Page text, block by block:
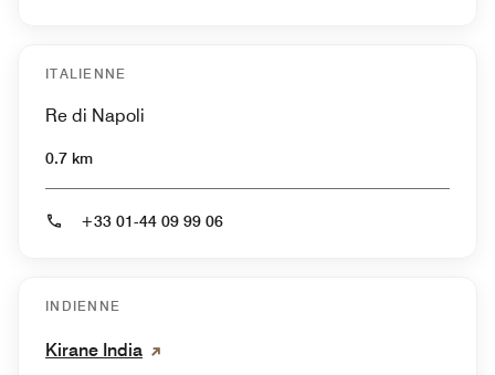
ITALIENNE
Re di Napoli
0.7 km
+33 01-44 09 99 06
INDIENNE
Kirane India